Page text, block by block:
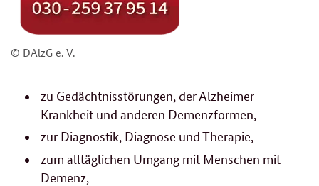
© DAlzG e. V.
zu Gedächtnisstörungen, der Alzheimer-
Krankheit und anderen Demenzformen,
zur Diagnostik, Diagnose und Therapie,
zum alltäglichen Umgang mit Menschen mit
Demenz,